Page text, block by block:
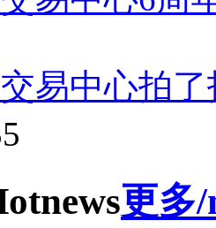
易中心拍
news更多